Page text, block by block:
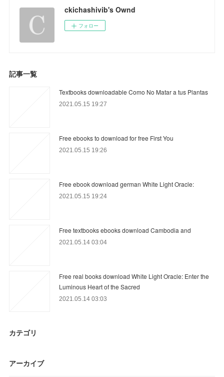
ckichashivib's Ownd
フォロー
記事一覧
Textbooks downloadable Como No Matar a tus Plantas
2021.05.15 19:27
Free ebooks to download for free First You
2021.05.15 19:26
Free ebook download german White Light Oracle:
2021.05.15 19:24
Free textbooks ebooks download Cambodia and
2021.05.14 03:04
Free real books download White Light Oracle: Enter the
Luminous Heart of the Sacred
2021.05.14 03:03
カテゴリ
アーカイブ